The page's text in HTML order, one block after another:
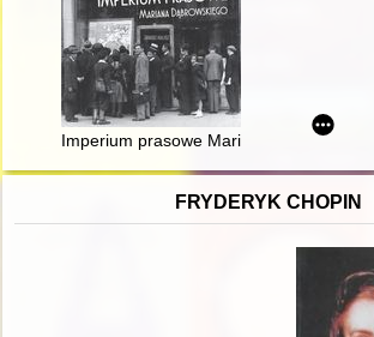
Imperium prasowe Mariana Dąbrowskiego
FRYDERYK CHOPIN